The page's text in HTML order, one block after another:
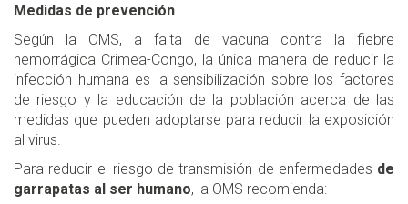
Medidas de prevención
Según la OMS, a falta de vacuna contra la fiebre
hemorrágica Crimea-Congo, la única manera de reducir la
infección humana es la sensibilización sobre los factores
de riesgo y la educación de la población acerca de las
medidas que pueden adoptarse para reducir la exposición
al virus.
Para reducir el riesgo de transmisión de enfermedades de
garrapatas al ser humano, la OMS recomienda: